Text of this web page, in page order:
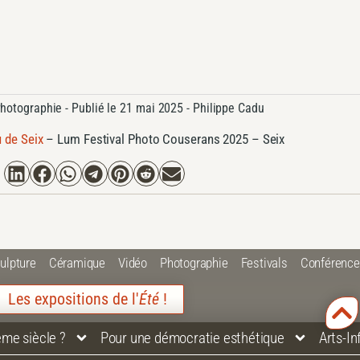
- Publié le 21 mai 2025 - Philippe Cadu
de Seix– Lum Festival Photo Couserans 2025 – Seix
Céramique Vidéo Photographie Festivals
Les expositions de l'Été !
siècle ? Pour une démocratie esthétique Arts-